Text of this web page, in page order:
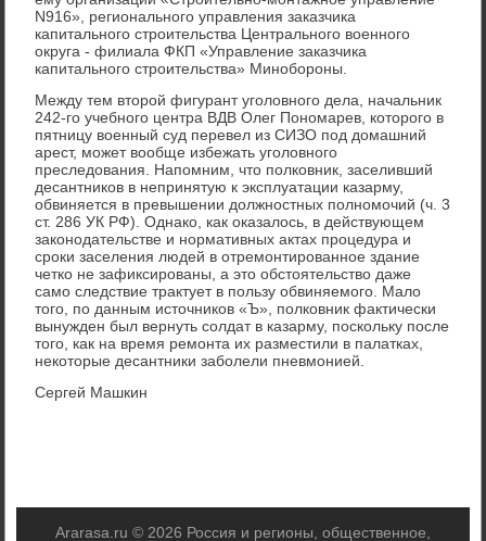
N916», регионального управления заказчика
капитального строительства Центрального военного
округа - филиала ФКП «Управление заказчика
капитального строительства» Минобороны.
Между тем второй фигурант уголовного дела, начальник
242-го учебного центра ВДВ Олег Пономарев, которого в
пятницу военный суд перевел из СИЗО под домашний
арест, может вообще избежать уголовного
преследования. Напомним, что полковник, заселивший
десантников в непринятую к эксплуатации казарму,
обвиняется в превышении должностных полномочий (ч. 3
ст. 286 УК РФ). Однако, как оказалось, в действующем
законодательстве и нормативных актах процедура и
сроки заселения людей в отремонтированное здание
четко не зафиксированы, а это обстоятельство даже
само следствие трактует в пользу обвиняемого. Мало
того, по данным источников «Ъ», полковник фактически
вынужден был вернуть солдат в казарму, поскольку после
того, как на время ремонта их разместили в палатках,
некоторые десантники заболели пневмонией.
Сергей Машкин
Ararasa.ru © 2026 Россия и регионы, общественное,